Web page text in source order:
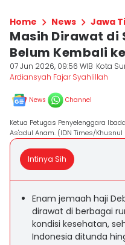
Home News Jawa
Masih Dirawat di
Belum Kembali
07 Jun 2026, 09:56 WIB Kota
Ardiansyah Fajar Syahlillah
News Channel
Ketua Petugas Penyelenggara
As'adul Anam. (IDN Times/
Intinya Sih
Enam jemaah haji
dirawat di berbagai
kondisi kesehatan,
Indonesia ditunda